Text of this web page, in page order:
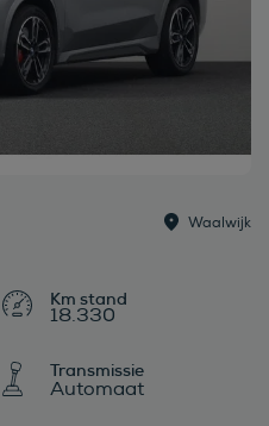
Waalwijk
18.330
Transmissie
Automaat